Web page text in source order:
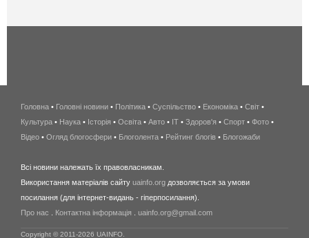
беспроводной
интернет
киев
wimax
в
Головна • Головні новини • Політика • Суспільство • Економіка • Світ •
Культура • Наука • Історія • Освіта • Авто • IT • Здоров'я • Спорт • Фото •
Відео • Огляд блогосфери • Блоголента • Рейтинг блогів • Блогожаби
Всі новини належать їх правовласникам.
Використання матеріалів сайту uainfo.org дозволяється за умови
посилання (для інтернет-видань - гіперпосилання).
Про нас
Контактна інформація uainfo.org@gmail.com
Copyright © 2011-2026 UAINFO.